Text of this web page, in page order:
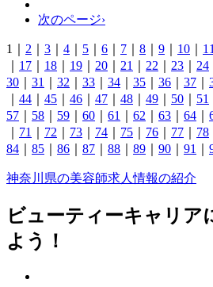
次のページ›
1｜ 2 3 4 5 6 7 8 9 10 11
17 18 19 20 21 22 23 24
30
31 32 33 34 35 36 37
44 45 46 47 48 49 50 51
57
58 59 60 61 62 63 64
71 72 73 74 75 76 77 78
84
85 86 87 88 89 90 91
神奈川県の美容師求人情報の紹介
ビューティーキャリア
よう！